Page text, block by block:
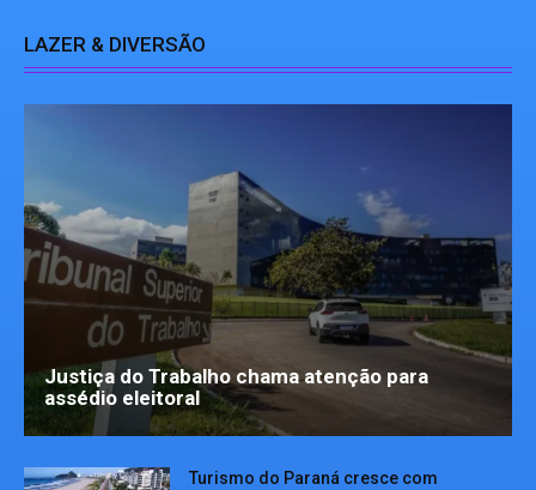
LAZER & DIVERSÃO
Justiça do Trabalho chama atenção para
assédio eleitoral
Turismo do Paraná cresce com